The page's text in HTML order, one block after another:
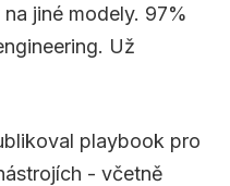
jiné modely. 97%
Už
playbook pro
- včetně